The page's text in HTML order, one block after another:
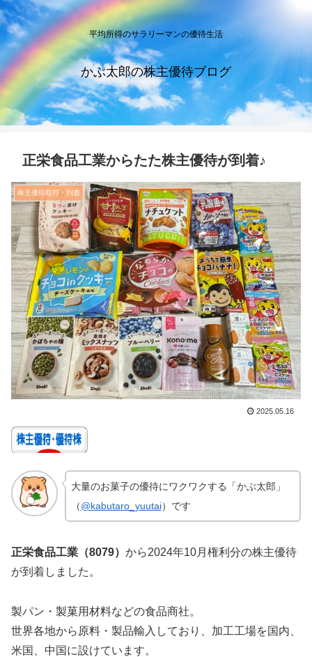
平均所得のサラリーマンの優待生活
かぶ太郎の株主優待ブログ
正栄食品工業からたた株主優待が到着♪
株主優待取得・到着
2025.05.16
大量のお菓子の優待にワクワクする「かぶ太郎」
（@kabutaro_yuutai）です
正栄食品工業 （8079） から2024年10月権利分の株主優待
が到着しました。
製パン・製菓用材料などの食品商社。
世界各地から原料・製品輸入しており、加工工場を国内、
米国、中国に設けています。